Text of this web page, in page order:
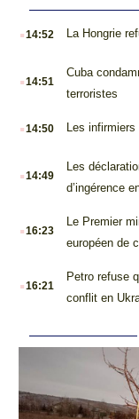
.14:52 La Hongrie
.14:51
Cuba
terroristes
.14:50 Les
.14:49
Les
d’ingérence
.16:23
Le Premier
européen de
.16:21
Petro refuse
conflit en